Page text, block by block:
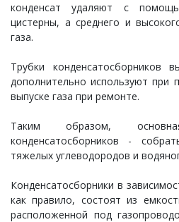
конденсат удаляют с
цистерны, а среднего и
газа.
Трубки
дополнительно используют при
выпуске газа при ремонте.
Таким образом,
конденсатосборников -
тяжелых углеводородов и
Конденсатосборники в
как правило, состоят из
расположенной под